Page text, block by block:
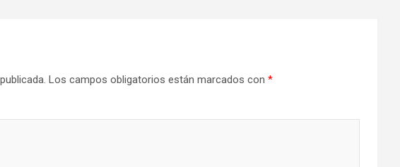
Los campos obligatorios están marcados con *